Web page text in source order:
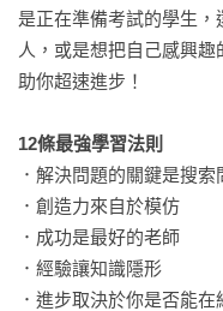
是正在準備考試的學生
人，或是想把自己感興
助你超速進步！
12條最強學習法則
．解決問題的關鍵是搜索
．創造力來自於模仿
．成功是最好的老師
．經驗讓知識隱形
．進步取決於你是否能